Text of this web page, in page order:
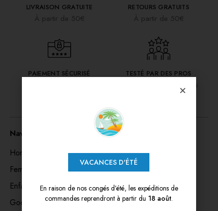
LIVRAISON GRATUITE
À partir de 50€
RETOURS GRATUITS
À partir de 50€
PAIEMENT SÉCURISÉ TESTÉ PAR DES PROS
Navigation
Hommes
Femmes
Enfants
Goodies & accessoires
VACANCES D'ÉTÉ
En raison de nos congés d’été, les expéditions de
commandes reprendront à partir du 18 août.